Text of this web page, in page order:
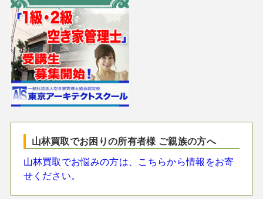
山林買取でお困りの所有者様 ご親族の方へ
山林買取でお悩みの方は、こちらから情報をお寄
せください。